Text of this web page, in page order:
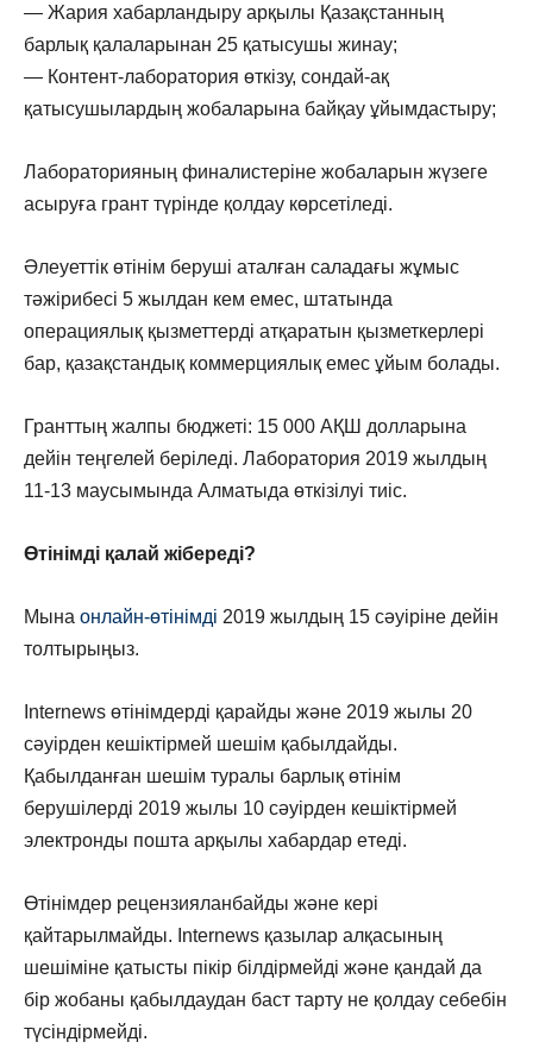
— Жария хабарландыру арқылы Қазақстанның
барлық қалаларынан 25 қатысушы жинау;
— Контент-лаборатория өткізу, сондай-ақ
қатысушылардың жобаларына байқау ұйымдастыру;
Лабораторияның финалистеріне жобаларын жүзеге
асыруға грант түрінде қолдау көрсетіледі.
Әлеуеттік өтінім беруші аталған саладағы жұмыс
тәжірибесі 5 жылдан кем емес, штатында
операциялық қызметтерді атқаратын қызметкерлері
бар, қазақстандық коммерциялық емес ұйым болады.
Гранттың жалпы бюджеті: 15 000 АҚШ долларына
дейін теңгелей беріледі. Лаборатория 2019 жылдың
11-13 маусымында Алматыда өткізілуі тиіс.
Өтінімді қалай жібереді?
Мына онлайн-өтінімді 2019 жылдың 15 сәуіріне дейін
толтырыңыз.
Internews өтінімдерді қарайды және 2019 жылы 20
сәуірден кешіктірмей шешім қабылдайды.
Қабылданған шешім туралы барлық өтінім
берушілерді 2019 жылы 10 сәуірден кешіктірмей
электронды пошта арқылы хабардар етеді.
Өтінімдер рецензияланбайды және кері
қайтарылмайды. Internews қазылар алқасының
шешіміне қатысты пікір білдірмейді және қандай да
бір жобаны қабылдаудан баст тарту не қолдау себебін
түсіндірмейді.